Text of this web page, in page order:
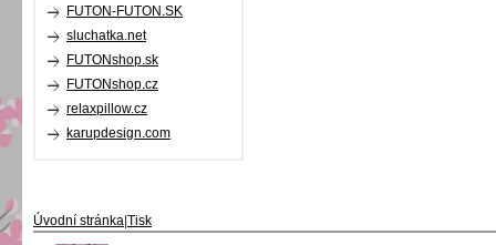
FUTON-FUTON.SK
sluchatka.net
FUTONshop.sk
FUTONshop.cz
relaxpillow.cz
karupdesign.com
Úvodní stránka|Tisk